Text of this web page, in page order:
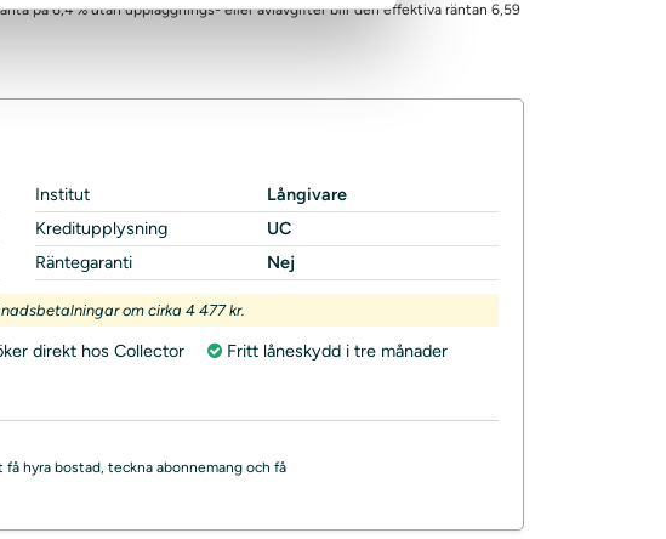
på 6,4 % utan uppläggnings- eller aviavgifter blir den effektiva räntan 6,59
Institut
Långivare
Kreditupplysning
UC
Räntegaranti
Nej
om cirka 4 477 kr.
direkt hos Collector Fritt låneskydd i tre månader
hyra bostad, teckna abonnemang och få